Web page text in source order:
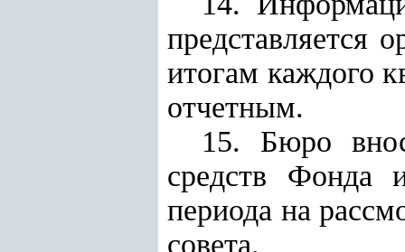
представляется
итогам каждого
отчетным.
15. Бюро
средств Фонда
периода на
совета.